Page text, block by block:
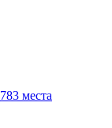
783 места